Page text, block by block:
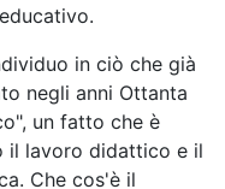
in ciò che già
negli anni Ottanta
un fatto che è
il lavoro didattico e il
Che cos'è il